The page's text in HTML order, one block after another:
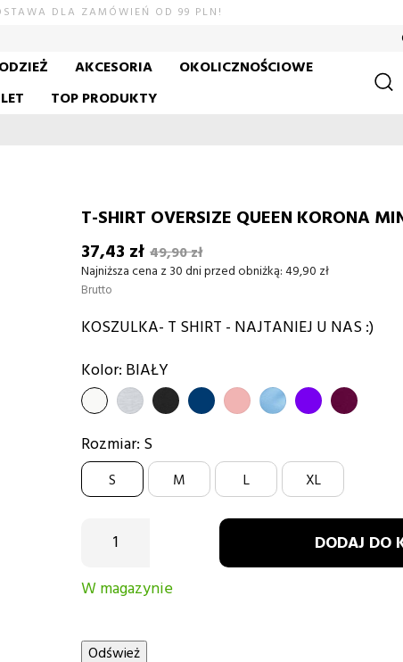
DLA ZAMÓWIEŃ OD 99 PLN!
ODZIEŻ AKCESORIA
OKOLICZNOŚCIOWE
TOP PRODUKTY
T-SHIRT OVERSIZE QUEEN KORONA
37,43 zł 49,90 zł
Najniższa cena z 30 dni przed obniżką:49,90 zł
Brutto
KOSZULKA- T SHIRT - NAJTANIEJ U NAS :)
Kolor: BIAŁY
BIAŁY SZARYCZARNYGRANATOWY
PUDROWY
błękitnyFioletowy
burgund
Rozmiar: S
S M L XL
DODAJ DO
W magazynie